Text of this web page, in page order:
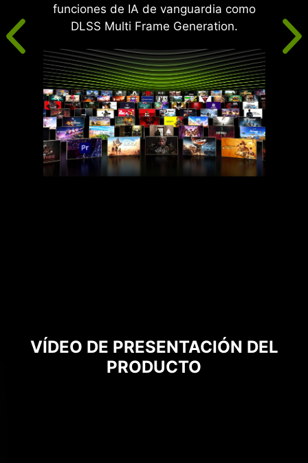
funciones de IA de vanguardia como
DLSS Multi Frame Generation.
VÍDEO DE PRESENTACIÓN DEL
PRODUCTO